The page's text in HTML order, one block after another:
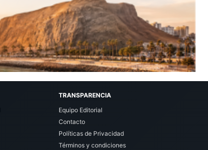
TRANSPARENCIA
Equipo Editorial
Contacto
Políticas de Privacidad
Términos y condiciones